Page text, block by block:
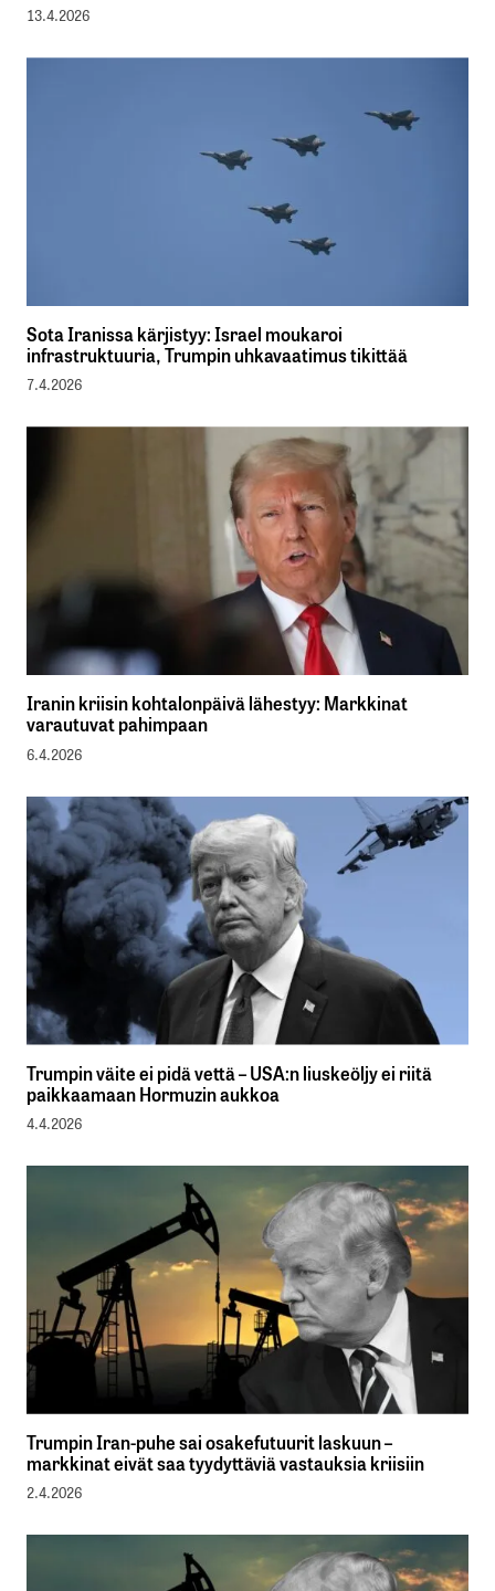
13.4.2026
Sota Iranissa kärjistyy: Israel moukaroi
infrastruktuuria, Trumpin uhkavaatimus tikittää
7.4.2026
Iranin kriisin kohtalonpäivä lähestyy: Markkinat
varautuvat pahimpaan
6.4.2026
Trumpin väite ei pidä vettä – USA:n liuskeöljy ei riitä
paikkaamaan Hormuzin aukkoa
4.4.2026
Trumpin Iran-puhe sai osakefutuurit laskuun –
markkinat eivät saa tyydyttäviä vastauksia kriisiin
2.4.2026